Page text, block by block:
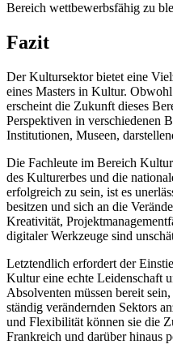
Bereich wettbewerbsfähig zu
Fazit
Der Kultursektor bietet eine
eines Masters in Kultur.
erscheint die Zukunft dieses
Perspektiven in verschiedenen
Institutionen, Museen,
Die Fachleute im Bereich
des Kulturerbes und die
erfolgreich zu sein, ist es
besitzen und sich an die
Kreativität,
digitaler Werkzeuge sind
Letztendlich erfordert der
Kultur eine echte Leidenschaft
Absolventen müssen bereit
ständig verändernden Sektors
und Flexibilität können sie die
Frankreich und darüber hinaus